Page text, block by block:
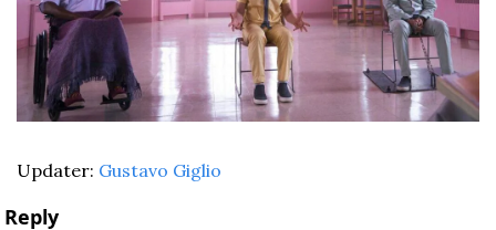
Updater: Gustavo Giglio
Reply